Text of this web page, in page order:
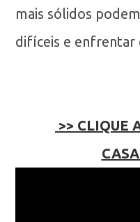
mais sólidos
difíceis e enfrentar
>> CLIQUE